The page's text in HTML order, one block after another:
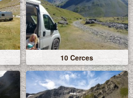
10 Cerces